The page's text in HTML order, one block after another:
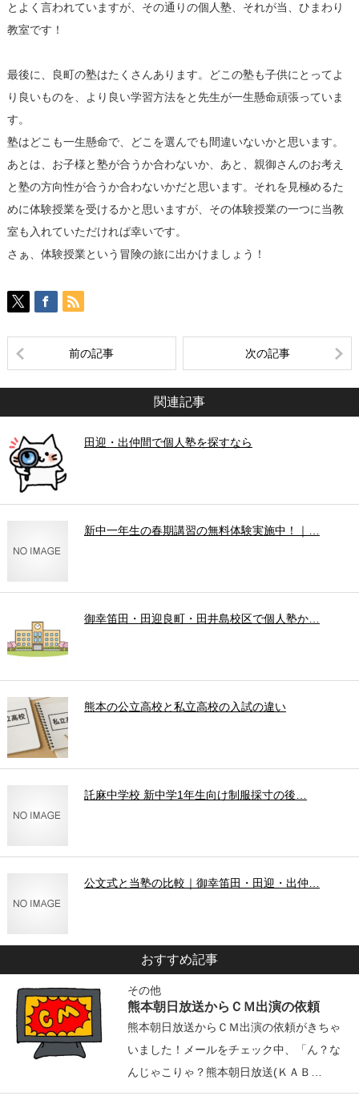
とよく言われていますが、その通りの個人塾、それが当、ひまわり
教室です！
最後に、良町の塾はたくさんあります。どこの塾も子供にとってよ
り良いものを、より良い学習方法をと先生が一生懸命頑張っていま
す。
塾はどこも一生懸命で、どこを選んでも間違いないかと思います。
あとは、お子様と塾が合うか合わないか、あと、親御さんのお考え
と塾の方向性が合うか合わないかだと思います。それを見極めるた
めに体験授業を受けるかと思いますが、その体験授業の一つに当教
室も入れていただければ幸いです。
さぁ、体験授業という冒険の旅に出かけましょう！
前の記事 次の記事
関連記事
田迎・出仲間で個人塾を探すなら
新中一年生の春期講習の無料体験実施中！｜…
御幸笛田・田迎良町・田井島校区で個人塾か…
熊本の公立高校と私立高校の入試の違い
託麻中学校 新中学1年生向け制服採寸の後…
公文式と当塾の比較｜御幸笛田・田迎・出仲…
おすすめ記事
その他
熊本朝日放送からＣＭ出演の依頼
熊本朝日放送からＣＭ出演の依頼がきちゃ
いました！メールをチェック中、「ん？な
んじゃこりゃ？熊本朝日放送(ＫＡＢ…